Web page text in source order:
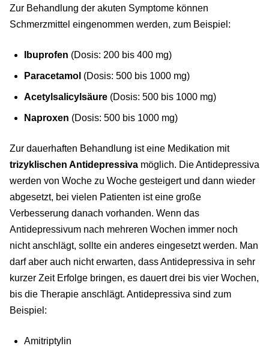
Zur Behandlung der akuten Symptome können
Schmerzmittel eingenommen werden, zum Beispiel:
Ibuprofen (Dosis: 200 bis 400 mg)
Paracetamol (Dosis: 500 bis 1000 mg)
Acetylsalicylsäure (Dosis: 500 bis 1000 mg)
Naproxen (Dosis: 500 bis 1000 mg)
Zur dauerhaften Behandlung ist eine Medikation mit
trizyklischen Antidepressiva möglich. Die Antidepressiva
werden von Woche zu Woche gesteigert und dann wieder
abgesetzt, bei vielen Patienten ist eine große
Verbesserung danach vorhanden. Wenn das
Antidepressivum nach mehreren Wochen immer noch
nicht anschlägt, sollte ein anderes eingesetzt werden. Man
darf aber auch nicht erwarten, dass Antidepressiva in sehr
kurzer Zeit Erfolge bringen, es dauert drei bis vier Wochen,
bis die Therapie anschlägt. Antidepressiva sind zum
Beispiel:
Amitriptylin